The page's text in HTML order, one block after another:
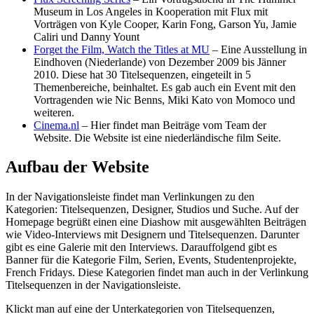
Museum in Los Angeles in Kooperation mit Flux mit
Vorträgen von Kyle Cooper, Karin Fong, Garson Yu, Jamie
Caliri und Danny Yount
Forget the Film, Watch the Titles at MU – Eine Ausstellung in
Eindhoven (Niederlande) von Dezember 2009 bis Jänner
2010. Diese hat 30 Titelsequenzen, eingeteilt in 5
Themenbereiche, beinhaltet. Es gab auch ein Event mit den
Vortragenden wie Nic Benns, Miki Kato von Momoco und
weiteren.
Cinema.nl – Hier findet man Beiträge vom Team der
Website. Die Website ist eine niederländische film Seite.
Aufbau der Website
In der Navigationsleiste findet man Verlinkungen zu den
Kategorien: Titelsequenzen, Designer, Studios und Suche. Auf der
Homepage begrüßt einen eine Diashow mit ausgewählten Beiträgen
wie Video-Interviews mit Designern und Titelsequenzen. Darunter
gibt es eine Galerie mit den Interviews. Darauffolgend gibt es
Banner für die Kategorie Film, Serien, Events, Studentenprojekte,
French Fridays. Diese Kategorien findet man auch in der Verlinkung
Titelsequenzen in der Navigationsleiste.
Klickt man auf eine der Unterkategorien von Titelsequenzen,